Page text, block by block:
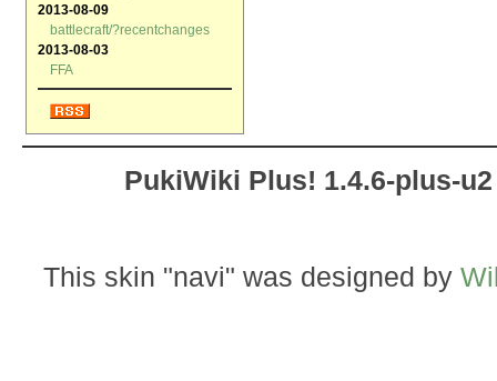
2013-08-09
battlecraft/?recentchanges
2013-08-03
FFA
PukiWiki Plus! 1.4.6-plus-u2
This skin "navi" was designed by